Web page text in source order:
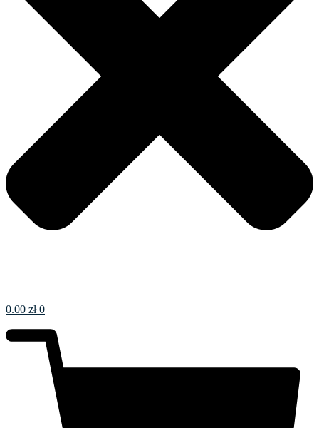
0.00 zł 0